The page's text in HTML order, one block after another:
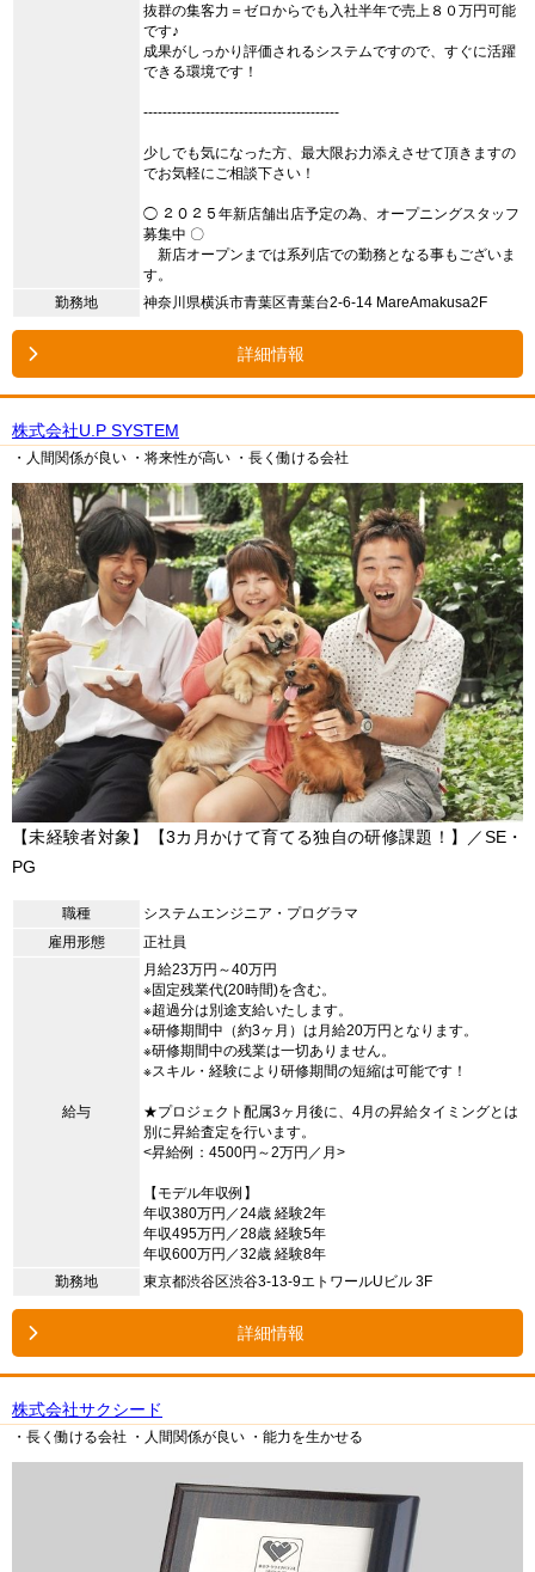
抜群の集客力＝ゼロからでも入社半年で売上８０万円可能
です♪
成果がしっかり評価されるシステムですので、すぐに活躍
できる環境です！
-----------------------------------------
少しでも気になった方、最大限お力添えさせて頂きますの
でお気軽にご相談下さい！
◯ ２０２５年新店舗出店予定の為、オープニングスタッフ
募集中 〇
新店オープンまでは系列店での勤務となる事もございま
す。
勤務地
神奈川県横浜市青葉区青葉台2-6-14 MareAmakusa2F
詳細情報
株式会社U.P SYSTEM
・人間関係が良い ・将来性が高い ・長く働ける会社
【未経験者対象】【3カ月かけて育てる独自の研修課題！】／SE・
PG
職種
システムエンジニア・プログラマ
雇用形態
正社員
給与
月給23万円～40万円
※固定残業代(20時間)を含む。
※超過分は別途支給いたします。
※研修期間中（約3ヶ月）は月給20万円となります。
※研修期間中の残業は一切ありません。
※スキル・経験により研修期間の短縮は可能です！
★プロジェクト配属3ヶ月後に、4月の昇給タイミングとは
別に昇給査定を行います。
<昇給例：4500円～2万円／月>
【モデル年収例】
年収380万円／24歳 経験2年
年収495万円／28歳 経験5年
年収600万円／32歳 経験8年
勤務地
東京都渋谷区渋谷3-13-9エトワールUビル 3F
詳細情報
株式会社サクシード
・長く働ける会社 ・人間関係が良い ・能力を生かせる